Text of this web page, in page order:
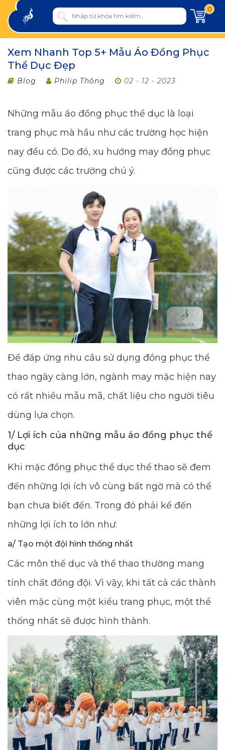
0
Xem Nhanh Top 5+ Mẫu Áo Đồng Phục
Thể Dục Đẹp
Blog Philip Thông 02 - 12 - 2023
Những mẫu áo đồng phục thể dục là loại
trang phục mà hầu như các trường học hiện
nay đều có. Do đó, xu hướng may đồng phục
cũng được các trường chú ý.
Để đáp ứng nhu cầu sử dụng đồng phục thể
thao ngày càng lớn, ngành may mặc hiện nay
có rất nhiều mẫu mã, chất liệu cho người tiêu
dùng lựa chọn.
1/ Lợi ích của những mẫu áo đồng phục thể
dục
Khi mặc đồng phục thể dục thể thao sẽ đem
đến những lợi ích vô cùng bất ngờ mà có thể
bạn chưa biết đến. Trong đó phải kể đến
những lợi ích to lớn như:
a/ Tạo một đội hình thống nhất
Các môn thể dục và thể thao thường mang
tính chất đồng đội. Vì vậy, khi tất cả các thành
viên mặc cùng một kiểu trang phục, một thể
thống nhất sẽ được hình thành.